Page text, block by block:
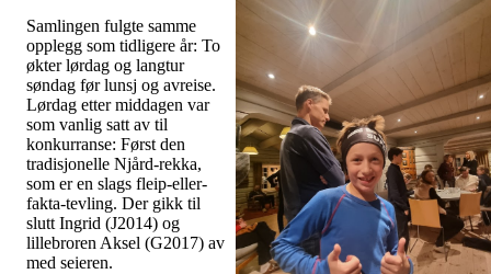
Samlingen fulgte samme
opplegg som tidligere år: To
økter lørdag og langtur
søndag før lunsj og avreise.
Lørdag etter middagen var
som vanlig satt av til
konkurranse: Først den
tradisjonelle Njård-rekka,
som er en slags fleip-eller-
fakta-tevling. Der gikk til
slutt Ingrid (J2014) og
lillebroren Aksel (G2017) av
med seieren.